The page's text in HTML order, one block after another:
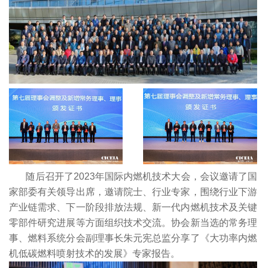
随后召开了2023年国际内燃机技术大会，会议邀请了国
家部委有关领导出席，邀请院士、行业专家，围绕行业下游
产业链需求、下一阶段排放法规、新一代内燃机技术及关键
零部件研究进展等方面组织技术交流。协会新当选的常务理
事、燃料系统分会副理事长朱元宪总监分享了《大功率内燃
机低碳燃料喷射技术的发展》专家报告。